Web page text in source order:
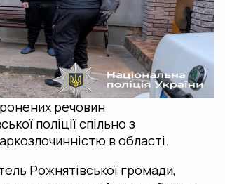
речовин
поліції спільно з
в області.
Рожнятівської громади,